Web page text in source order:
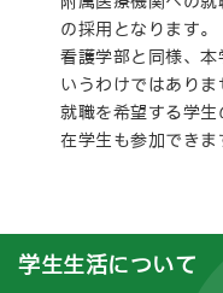
の採用となります。
看護学部と同様、本
いうわけではありま
就職を希望する学生
在学生も参加できま
学生生活について